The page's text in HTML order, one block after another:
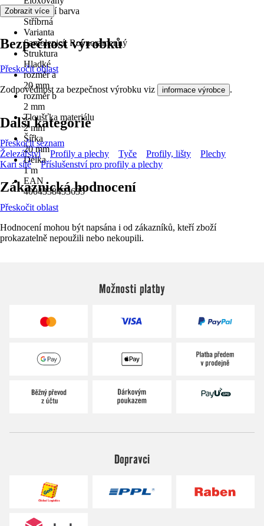
Základní barva
Stříbrná
Varianta
Samolepicí, Rovnoramenný
Struktura
Hladké
rozměr a
20 mm
rozměr b
2 mm
Tloušťka materiálu
2 mm
Šířka
20 mm
Délka
1 m
EAN
4004338433635
Zobrazit více
Bezpečnost výrobků
Přeskočit oblast
Zodpovědnost za bezpečnost výrobku viz informace výrobce .
Další kategorie
Přeskočit seznam
Železářství
Profily a plechy Tyče Profily, lišty
Plechy
Kari sítě
Příslušenství pro profily a plechy
Zákaznická hodnocení
Přeskočit oblast
Hodnocení mohou být napsána i od zákazníků, kteří zboží
prokazatelně nepoužili nebo nekoupili.
Možnosti platby
Dopravci